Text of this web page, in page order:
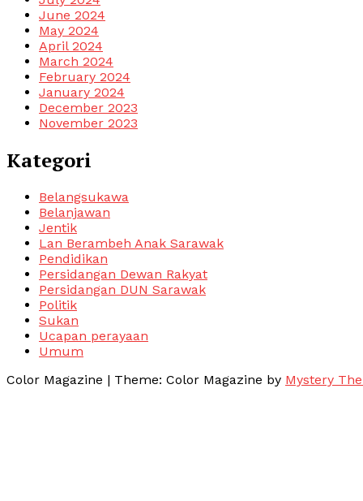
June 2024
May 2024
April 2024
March 2024
February 2024
January 2024
December 2023
November 2023
Kategori
Belangsukawa
Belanjawan
Jentik
Lan Berambeh Anak Sarawak
Pendidikan
Persidangan Dewan Rakyat
Persidangan DUN Sarawak
Politik
Sukan
Ucapan perayaan
Umum
Color Magazine | Theme: Color Magazine by Mystery